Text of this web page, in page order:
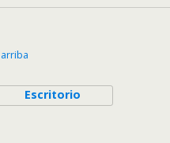
Escritorio